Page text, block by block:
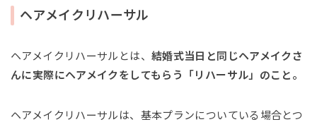
ヘアメイクリハーサル
ヘアメイクリハーサルとは、 結婚式当日と同じヘアメイクさ
んに実際にヘアメイクをしてもらう「リハーサル」のこと。
ヘアメイクリハーサルは、基本プランについている場合とつ